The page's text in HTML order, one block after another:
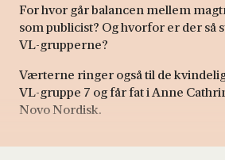
For hvor går balancen mellem
som publicist? Og hvorfor er der så
VL-grupperne?
Værterne ringer også til de
VL-gruppe 7 og får fat i Anne
Novo Nordisk.